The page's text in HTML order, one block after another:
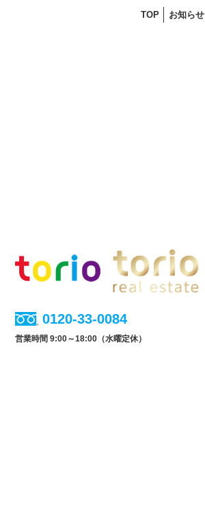
TOP お知らせ
0120-33-0084
営業時間 9:00～18:00（水曜定休）